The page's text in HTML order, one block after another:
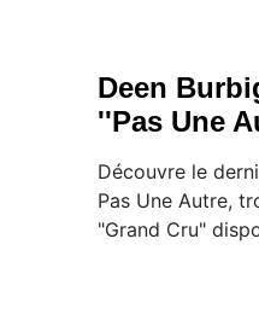
Deen
''Pas Une
Découvre le
Pas Une Autre,
"Grand Cru"